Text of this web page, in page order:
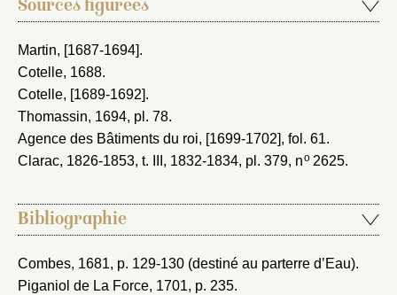
Sources figurées
Martin, [1687-1694].
Cotelle, 1688.
Cotelle, [1689-1692].
Thomassin, 1694, pl. 78.
Agence des Bâtiments du roi, [1699-1702], fol. 61.
Clarac, 1826-1853, t. III, 1832-1834, pl. 379, no2625.
Bibliographie
Combes, 1681, p. 129-130 (destiné au parterre d’Eau).
Piganiol de La Force, 1701, p. 235.